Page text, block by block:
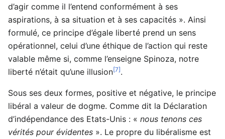
d’agir comme il l’entend conformément à ses
aspirations, à sa situation et à ses capacités ». Ainsi
formulé, ce principe d’égale liberté prend un sens
opérationnel, celui d’une éthique de l’action qui reste
valable même si, comme l’enseigne Spinoza, notre
liberté n’était qu’une illusion[7].
Sous ses deux formes, positive et négative, le principe
libéral a valeur de dogme. Comme dit la Déclaration
d’indépendance des Etats-Unis : « nous tenons ces
vérités pour évidentes ». Le propre du libéralisme est